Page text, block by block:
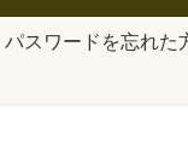
スワードを忘れた